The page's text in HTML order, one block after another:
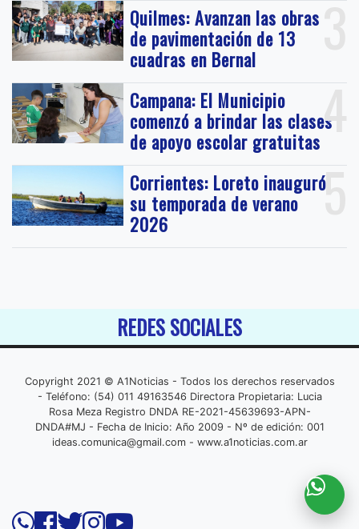
3
Quilmes: Avanzan las obras
de pavimentación de 13
cuadras en Bernal
4
Campana: El Municipio
comenzó a brindar las clases
de apoyo escolar gratuitas
5
Corrientes: Loreto inauguró
su temporada de verano
2026
REDES SOCIALES
Copyright 2021 © A1Noticias - Todos los derechos reservados
- Teléfono: (54) 011 49163546 Directora Propietaria: Lucia
Rosa Meza Registro DNDA RE-2021-45639693-APN-
DNDA#MJ - Fecha de Inicio: Año 2009 - Nº de edición: 001
ideas.comunica@gmail.com- www.a1noticias.com.ar